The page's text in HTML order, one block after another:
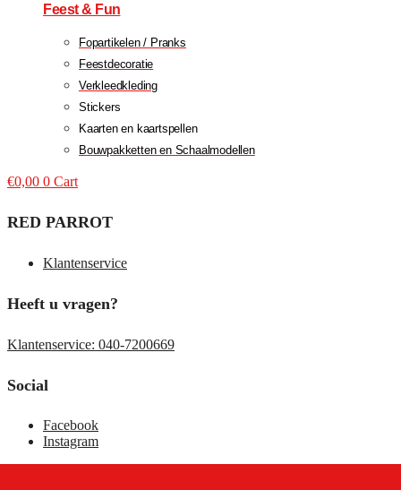
Feest & Fun
Fopartikelen / Pranks
Feestdecoratie
Verkleedkleding
Stickers
Kaarten en kaartspellen
Bouwpakketten en Schaalmodellen
€0,00 0 Cart
RED PARROT
Klantenservice
Heeft u vragen?
Klantenservice: 040-7200669
Social
Facebook
Instagram